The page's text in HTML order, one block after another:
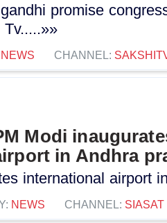
promise
NEWS CHANNEL:
Modi
in Andhra
international airport
NEWS CHANNEL: SIASAT